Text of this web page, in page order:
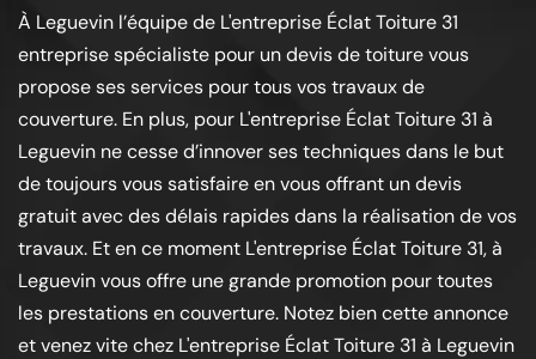
À Leguevin l’équipe de L'entreprise Éclat Toiture 31
entreprise spécialiste pour un devis de toiture vous
propose ses services pour tous vos travaux de
couverture. En plus, pour L'entreprise Éclat Toiture 31 à
Leguevin ne cesse d’innover ses techniques dans le but
de toujours vous satisfaire en vous offrant un devis
gratuit avec des délais rapides dans la réalisation de vos
travaux. Et en ce moment L'entreprise Éclat Toiture 31, à
Leguevin vous offre une grande promotion pour toutes
les prestations en couverture. Notez bien cette annonce
et venez vite chez L'entreprise Éclat Toiture 31 à Leguevin